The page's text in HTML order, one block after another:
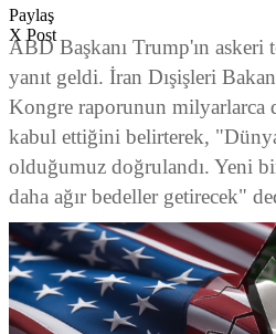
Paylaş
X Post
ABD Başkanı Trump'ın askeri
yanıt geldi. İran Dışişleri
Kongre raporunun milyarlarca
kabul ettiğini belirterek,
olduğumuz doğrulandı. Yeni
daha ağır bedeller getirecek"